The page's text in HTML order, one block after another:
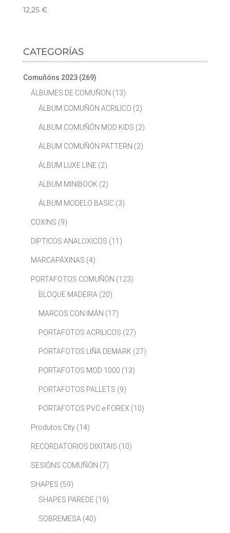
12,25 €
CATEGORÍAS
Comuñóns 2023 (269)
ÁLBUMES DE COMUÑON (13)
ÁLBUM COMUÑÓN ACRILICO (2)
ÁLBUM COMUÑÓN MOD KIDS (2)
ÁLBUM COMUÑÓN PATTERN (2)
ÁLBUM LUXE LINE (2)
ALBUM MINIBOOK (2)
ÁLBUM MODELO BASIC (3)
COXINS (9)
DIPTICOS ANALOXICOS (11)
MARCAPÁXINAS (4)
PORTAFOTOS COMUÑÓN (123)
BLOQUE MADEIRA (20)
MARCOS CON IMÁN (17)
PORTAFOTOS ACRILICOS (27)
PORTAFOTOS LIÑA DEMARK (27)
PORTAFOTOS MOD 1000 (13)
PORTAFOTOS PALLETS (9)
PORTAFOTOS PVC e FOREX (10)
Produtos City (14)
RECORDATORIOS DIXITAIS (10)
SESIÓNS COMUÑÓN (7)
SHAPES (59)
SHAPES PAREDE (19)
SOBREMESA (40)